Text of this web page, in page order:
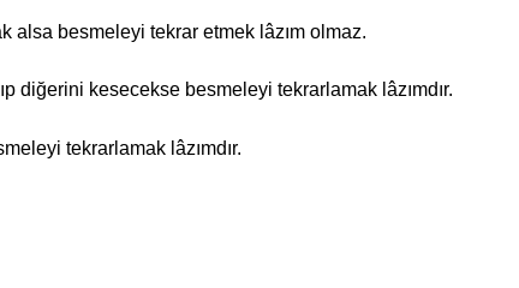
alsa besmeleyi tekrar etmek lâzım olmaz.
diğerini kesecekse besmeleyi tekrarlamak lâzımdır.
tekrarlamak lâzımdır.